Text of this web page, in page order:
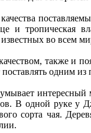
и тропическая
во всем
также и
одним
В одной руке у
сорта чая.